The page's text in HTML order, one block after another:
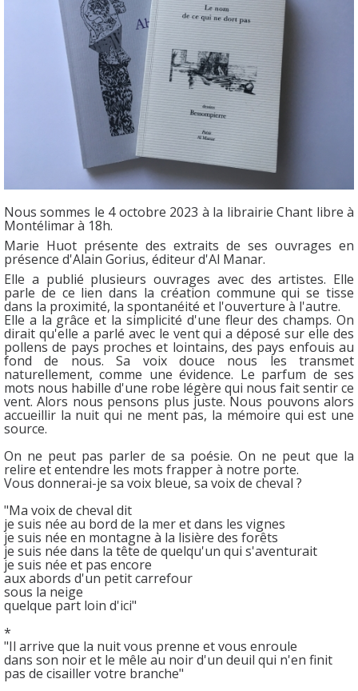
Nous sommes le 4 octobre 2023 à la librairie Chant libre à
Montélimar à 18h.
Marie Huot présente des extraits de ses ouvrages en
présence d'Alain Gorius, éditeur d'Al Manar.
Elle a publié plusieurs ouvrages avec des artistes. Elle
parle de ce lien dans la création commune qui se tisse
dans la proximité, la spontanéité et l'ouverture à l'autre.
Elle a la grâce et la simplicité d'une fleur des champs. On
dirait qu'elle a parlé avec le vent qui a déposé sur elle des
pollens de pays proches et lointains, des pays enfouis au
fond de nous. Sa voix douce nous les transmet
naturellement, comme une évidence. Le parfum de ses
mots nous habille d'une robe légère qui nous fait sentir ce
vent. Alors nous pensons plus juste. Nous pouvons alors
accueillir la nuit qui ne ment pas, la mémoire qui est une
source.
On ne peut pas parler de sa poésie. On ne peut que la
relire et entendre les mots frapper à notre porte.
Vous donnerai-je sa voix bleue, sa voix de cheval ?
"Ma voix de cheval dit
je suis née au bord de la mer et dans les vignes
je suis née en montagne à la lisière des forêts
je suis née dans la tête de quelqu'un qui s'aventurait
je suis née et pas encore
aux abords d'un petit carrefour
sous la neige
quelque part loin d'ici"
*
"Il arrive que la nuit vous prenne et vous enroule
dans son noir et le mêle au noir d'un deuil qui n'en finit
pas de cisailler votre branche"